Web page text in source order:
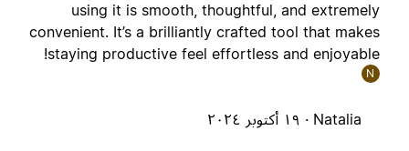
using it is smooth, thoughtful, and
convenient. It’s a brilliantly crafted tool that
staying productive feel effortless and
Natalia · ١٩ أكتوبر ٢٠٢٤